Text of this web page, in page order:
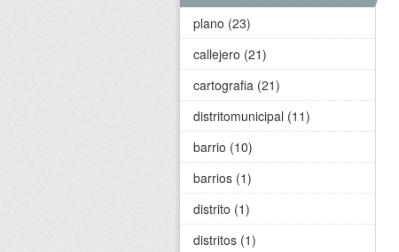
plano (23)
callejero (21)
cartografia (21)
distritomunicipal (11)
barrio (10)
barrios (1)
distrito (1)
distritos (1)